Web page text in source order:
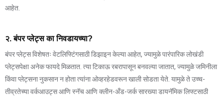
आहेत.
२. बंपर प्लेट्स का निवडायच्या?
बंपर प्लेट्स विशेषतः वेटलिफ्टिंगसाठी डिझाइन केल्या आहेत, ज्यामुळे पारंपारिक लोखंडी
प्लेट्सपेक्षा अनेक फायदे मिळतात. त्या टिकाऊ रबरापासून बनवल्या जातात, ज्यामुळे जमिनीला
किंवा प्लेट्सना नुकसान न होता त्यांना ओव्हरहेडवरून खाली सोडता येते. यामुळे ते उच्च-
तीव्रतेच्या वर्कआउट्स आणि स्नॅच आणि क्लीन-अँड-जर्क सारख्या डायनॅमिक लिफ्टसाठी